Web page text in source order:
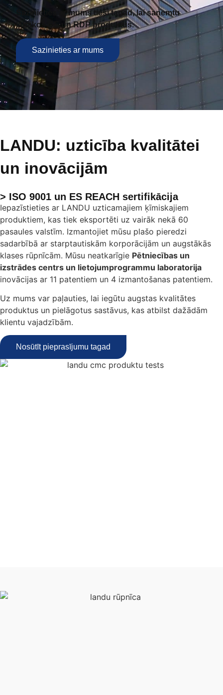
Sazinieties ar mums tieši tagad, lai saņemtu
labākos CE un RDP produktus.
Sazinieties ar mums
LANDU: uzticība kvalitātei
un inovācijām
> ISO 9001 un ES REACH sertifikācija
Iepazīstieties ar LANDU uzticamajiem ķīmiskajiem
produktiem, kas tiek eksportēti uz vairāk nekā 60
pasaules valstīm. Izmantojiet mūsu plašo pieredzi
sadarbībā ar starptautiskām korporācijām un augstākās
klases rūpnīcām. Mūsu neatkarīgie Pētniecības un
izstrādes centrs un lietojumprogrammu laboratorija
inovācijas ar 11 patentiem un 4 izmantošanas patentiem.
Uz mums var paļauties, lai iegūtu augstas kvalitātes
produktus un pielāgotus sastāvus, kas atbilst dažādām
klientu vajadzībām.
Nosūtīt pieprasījumu tagad